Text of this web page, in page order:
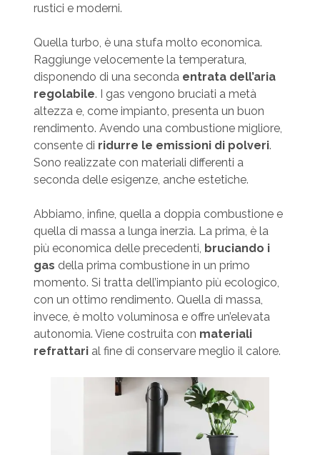
rustici e moderni.
Quella turbo, è una stufa molto economica.
Raggiunge velocemente la temperatura,
disponendo di una seconda entrata dell’aria
regolabile. I gas vengono bruciati a metà
altezza e, come impianto, presenta un buon
rendimento. Avendo una combustione migliore,
consente di ridurre le emissioni di polveri.
Sono realizzate con materiali differenti a
seconda delle esigenze, anche estetiche.
Abbiamo, infine, quella a doppia combustione e
quella di massa a lunga inerzia. La prima, è la
più economica delle precedenti, bruciando i
gas della prima combustione in un primo
momento. Si tratta dell’impianto più ecologico,
con un ottimo rendimento. Quella di massa,
invece, è molto voluminosa e offre un’elevata
autonomia. Viene costruita con materiali
refrattarial fine di conservare meglio il calore.